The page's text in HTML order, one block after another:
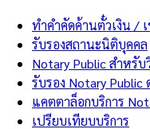
ทำคำคัดค้านตั๋วเงิน /
รับรองสถานะนิติบุคคล
Notary Public สำหรับ
รับรอง Notary Public
แคตตาล็อกบริการ
เปรียบเทียบบริการ